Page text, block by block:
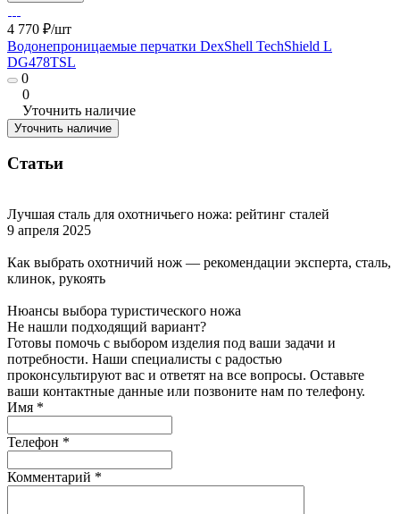
4 770 ₽/шт
Водонепроницаемые перчатки DexShell TechShield L
DG478TSL
0
0
Уточнить наличие
Уточнить наличие
Статьи
Лучшая сталь для охотничьего ножа: рейтинг сталей
9 апреля 2025
Как выбрать охотничий нож — рекомендации эксперта, сталь,
клинок, рукоять
Нюансы выбора туристического ножа
Не нашли подходящий вариант?
Готовы помочь с выбором изделия под ваши задачи и
потребности. Наши специалисты с радостью
проконсультируют вас и ответят на все вопросы. Оставьте
ваши контактные данные или позвоните нам по телефону.
Имя *
Телефон *
Комментарий *